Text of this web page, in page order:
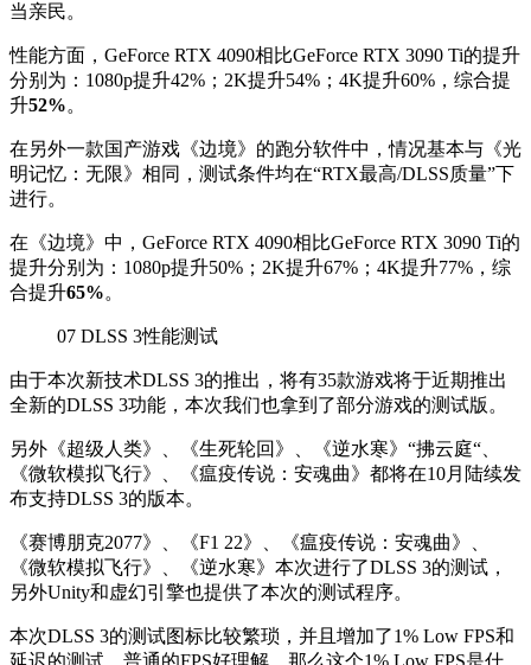
当亲民。
性能方面，GeForce RTX 4090相比GeForce RTX 3090 Ti的提升
分别为：1080p提升42%；2K提升54%；4K提升60%，综合提
升52%。
在另外一款国产游戏《边境》的跑分软件中，情况基本与《光
明记忆：无限》相同，测试条件均在“RTX最高/DLSS质量”下
进行。
在《边境》中，GeForce RTX 4090相比GeForce RTX 3090 Ti的
提升分别为：1080p提升50%；2K提升67%；4K提升77%，综
合提升65%。
07 DLSS 3性能测试
由于本次新技术DLSS 3的推出，将有35款游戏将于近期推出
全新的DLSS 3功能，本次我们也拿到了部分游戏的测试版。
另外《超级人类》、《生死轮回》、《逆水寒》“拂云庭“、
《微软模拟飞行》、《瘟疫传说：安魂曲》都将在10月陆续发
布支持DLSS 3的版本。
《赛博朋克2077》、《F1 22》、《瘟疫传说：安魂曲》、
《微软模拟飞行》、《逆水寒》本次进行了DLSS 3的测试，
另外Unity和虚幻引擎也提供了本次的测试程序。
本次DLSS 3的测试图标比较繁琐，并且增加了1% Low FPS和